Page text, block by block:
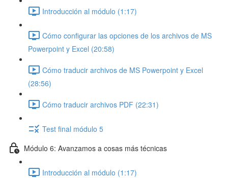
Introducción al módulo (1:17)
Cómo configurar las opciones de los archivos de MS
Powerpoint y Excel (20:58)
Cómo traducir archivos de MS Powerpoint y Excel
(28:56)
Cómo traducir archivos PDF (22:31)
Test final módulo 5
Módulo 6: Avanzamos a cosas más técnicas
Introducción al módulo (1:17)